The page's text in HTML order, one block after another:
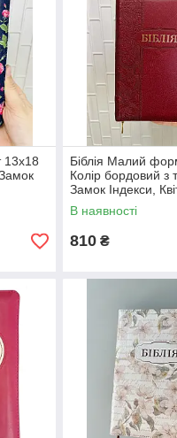
13х18
Біблія Малий
Колір бордовий з
Замок Індекси,
В наявності
810 ₴